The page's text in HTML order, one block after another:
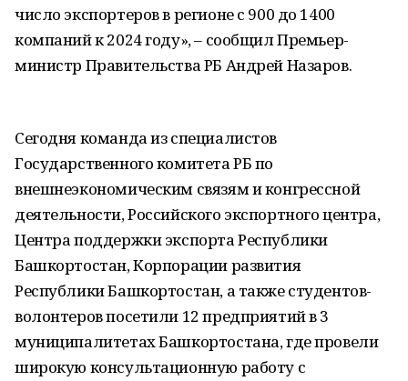
число экспортеров в регионе с 900 до 1400
компаний к 2024 году», – сообщил Премьер-
министр Правительства РБ Андрей Назаров.
Сегодня команда из специалистов
Государственного комитета РБ по
внешнеэкономическим связям и конгрессной
деятельности, Российского экспортного центра,
Центра поддержки экспорта Республики
Башкортостан, Корпорации развития
Республики Башкортостан, а также студентов-
волонтеров посетили 12 предприятий в 3
муниципалитетах Башкортостана, где провели
широкую консультационную работу с